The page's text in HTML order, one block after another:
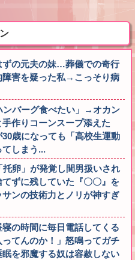
ずの元夫の妹…葬儀での奇行
障害を疑った私→こっそり病
ンバーグ食べたい」→オカン
手作りコーンスープ添えた
歳になっても「高校生運動
しまう...
卵」が発覚し間男扱いされ
ずに残していた『〇〇』を
ンの技術力とノリが神すぎ
の時間に毎日電話してくる
てんのか！」怒鳴ってガチ
を邪魔する奴は容赦しない